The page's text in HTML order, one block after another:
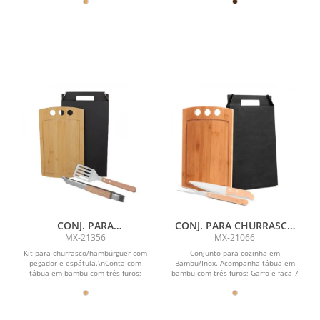
CONJ. PARA
CHURRASCO/HAMBÚRGUER
COM PEGADOR E
ESPÁTULA - 3 PÇS
MX-21356
Kit para churrasco/hambúrguer com
pegador e espátula.\nConta com
tábua em bambu com três furos;
CONJ. PARA CHURRASCO
EM BAMBU / MADEIRA /
INOX - 3 PÇS
MX-21066
Conjunto para cozinha em
Bambu/Inox. Acompanha tábua em
bambu com três furos; Garfo e faca 7